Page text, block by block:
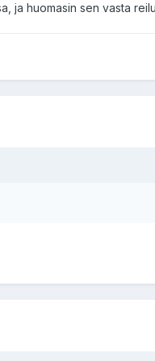
ja huomasin sen vasta